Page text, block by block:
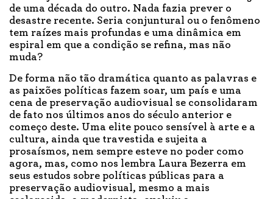
de uma década do outro. Nada fazia prever o
desastre recente. Seria conjuntural ou o fenômeno
tem raízes mais profundas e uma dinâmica em
espiral em que a condição se refina, mas não
muda?
De forma não tão dramática quanto as palavras e
as paixões políticas fazem soar, um país e uma
cena de preservação audiovisual se consolidaram
de fato nos últimos anos do século anterior e
começo deste. Uma elite pouco sensível à arte e a
cultura, ainda que travestida e sujeita a
prosaísmos, nem sempre esteve no poder como
agora, mas, como nos lembra Laura Bezerra em
seus estudos sobre políticas públicas para a
preservação audiovisual, mesmo a mais